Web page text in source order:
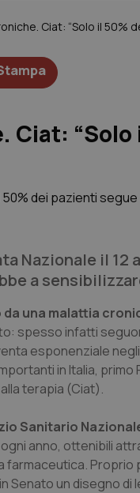
Ciat: “Solo il 50%
Ciat:
Nazionale il
a
da una malattia
spesso infatti
esponenziale
in Italia, primo
terapia (Ciat).
Sanitario
ogni anno, ottenibili
Proprio
un disegno di